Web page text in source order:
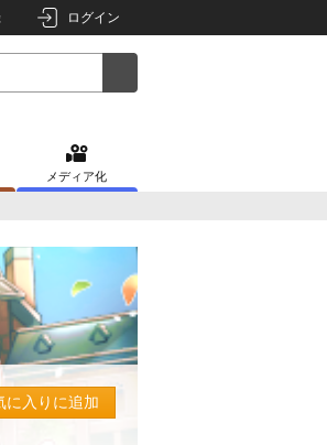
ログイン
メディア化
に入りに追加